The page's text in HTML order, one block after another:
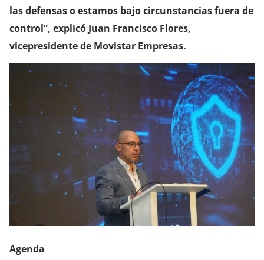
las defensas o estamos bajo circunstancias fuera de
control”, explicó Juan Francisco Flores,
vicepresidente de Movistar Empresas.
Agenda